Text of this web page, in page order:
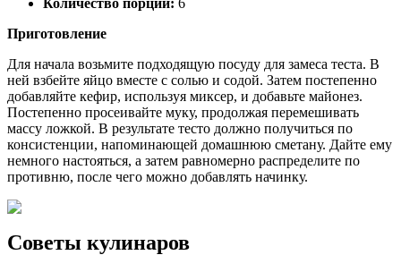
Приготовление
Для начала возьмите подходящую посуду для замеса теста. В
ней взбейте яйцо вместе с солью и содой. Затем постепенно
добавляйте кефир, используя миксер, и добавьте майонез.
Постепенно просеивайте муку, продолжая перемешивать
массу ложкой. В результате тесто должно получиться по
консистенции, напоминающей домашнюю сметану. Дайте ему
немного настояться, а затем равномерно распределите по
противню, после чего можно добавлять начинку.
Советы кулинаров